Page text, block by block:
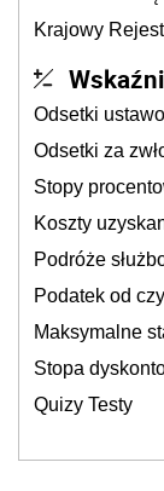
Krajowy
Odsetki
Odsetki za
Stopy
Koszty
Podróże
Podatek od
Maksymalne
Stopa
Quizy Testy